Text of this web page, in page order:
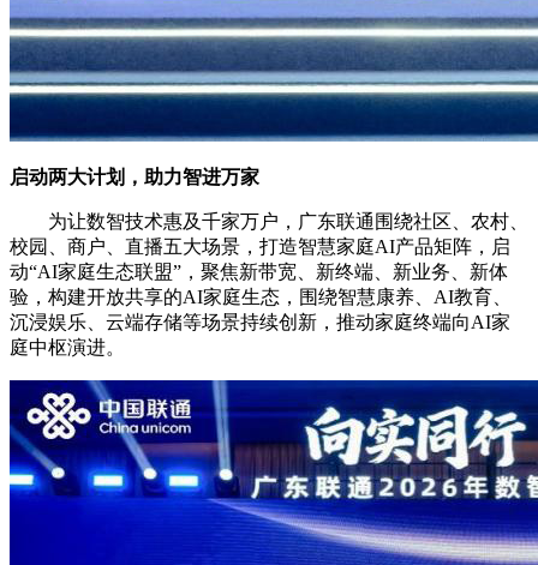
启动两大计划，助力智进万家
为让数智技术惠及千家万户，广东联通围绕社区、农村、
校园、商户、直播五大场景，打造智慧家庭AI产品矩阵，启
动“AI家庭生态联盟”，聚焦新带宽、新终端、新业务、新体
验，构建开放共享的AI家庭生态，围绕智慧康养、AI教育、
沉浸娱乐、云端存储等场景持续创新，推动家庭终端向AI家
庭中枢演进。